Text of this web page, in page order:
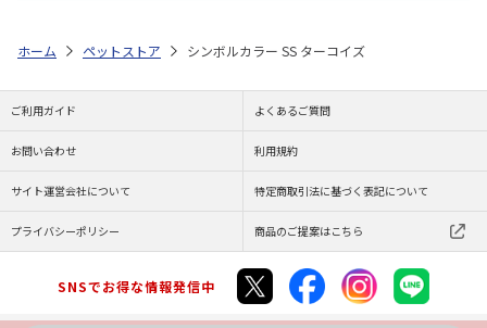
ホーム ペットストア シンボルカラー SS ターコイズ
ご利用ガイド よくあるご質問
お問い合わせ 利用規約
サイト運営会社について 特定商取引法に基づく表記について
プライバシーポリシー 商品のご提案はこちら
SNSでお得な情報発信中